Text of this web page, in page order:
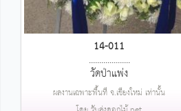
14-011
....................
วัดป่าแพ่ง
ผลงานเฉพาะพื้นที่ จ.เชียงใหม่ เท่านั้น